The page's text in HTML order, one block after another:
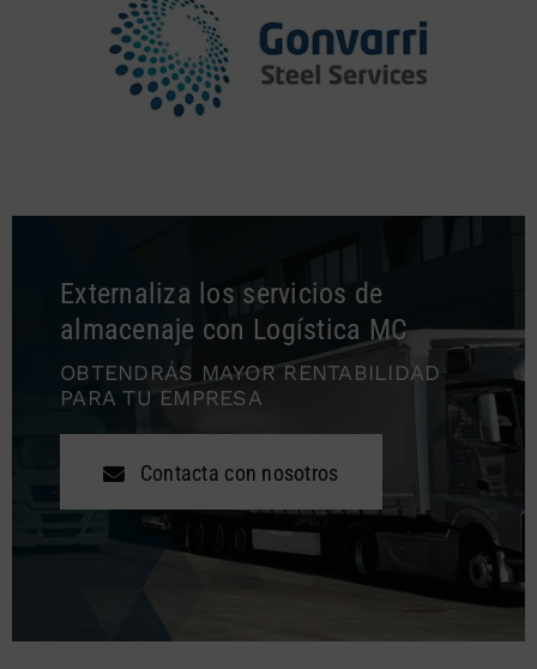
Externaliza los servicios de
almacenaje con Logística MC
OBTENDRÁS MAYOR RENTABILIDAD
PARA TU EMPRESA
Contacta con nosotros